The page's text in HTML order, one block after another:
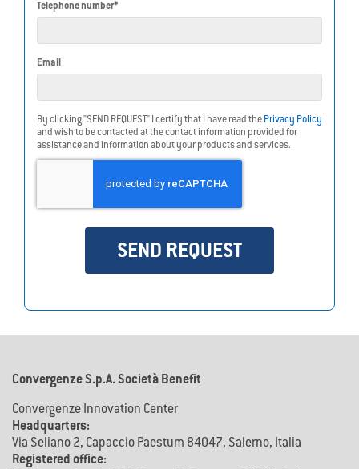
Telephone number*
Email
By clicking "SEND REQUEST" I certify that I have read the Privacy Policy
and wish to be contacted at the contact information provided for
assistance and information about your products and services.
SEND REQUEST
Contattami Gratis
Convergenze S.p.A. Società Benefit
Convergenze Innovation Center
Headquarters:
Via Seliano 2, Capaccio Paestum 84047, Salerno, Italia
Registered office: